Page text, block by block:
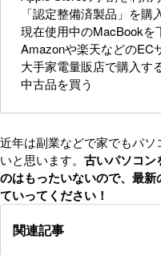
「認定整備済製品」を購
現在使用中のMacBookを
Amazonや楽天などのEC
大手家電量販店で購入す
中古品を買う
近年は副業などで家でもパ
いと思います。 古いパソコン
のはもったいないので、最
ていってください！
関連記事